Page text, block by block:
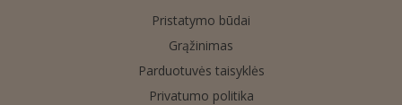
Pristatymo būdai
Grąžinimas
Parduotuvės taisyklės
Privatumo politika